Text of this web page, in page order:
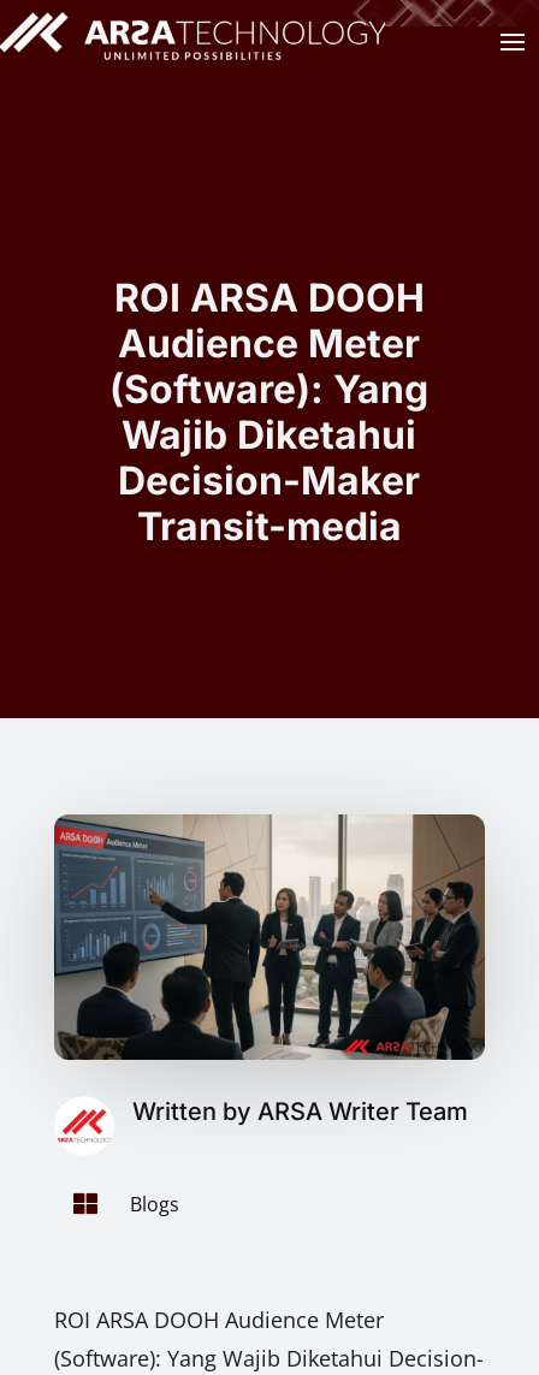
ROI ARSA DOOH
Audience Meter
(Software): Yang
Wajib Diketahui
Decision-Maker
Transit-media
Written by ARSA Writer Team
 Blogs
ROI ARSA DOOH Audience Meter
(Software): Yang Wajib Diketahui Decision-